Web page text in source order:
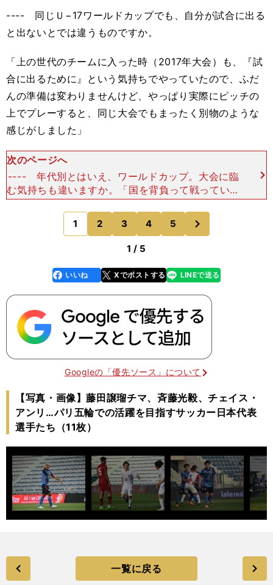
---- 同じＵ−17ワールドカップでも、自分が試合に出る
と出ないとでは違うものですか。
「上の世代のチームに入った時（2017年大会）も、『試
合に出るために』という気持ちでやっていたので、ふだ
んの準備は変わりませんけど、やっぱり実際にピッチの
上でプレーすると、同じ大会でもまったく別物のような
感じがしました」
次のページへ
---- 年代別とはいえ、ワールドカップ。大会に臨
む気持ちも違いますか。「国を背負って戦っていま
すし、アンダー世代ではありますけど、ワールドカ
ップは誰もが出られる大会ではないですから。楽し
いとともに
1 2 3 4 5
のページへ
1 / 5
faceboo
k
いいね Xでポストする
line LINEで送る
Googleの「優先ソース」について
【写真・画像】藤田譲瑠チマ、斉藤光毅、チェイス・
アンリ…パリ五輪での活躍を目指すサッカー日本代表
選手たち（11枚）
一覧に戻る